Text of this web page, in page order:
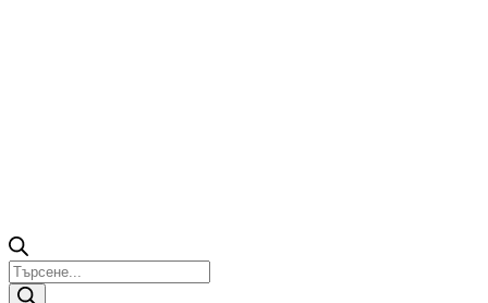
Products
search